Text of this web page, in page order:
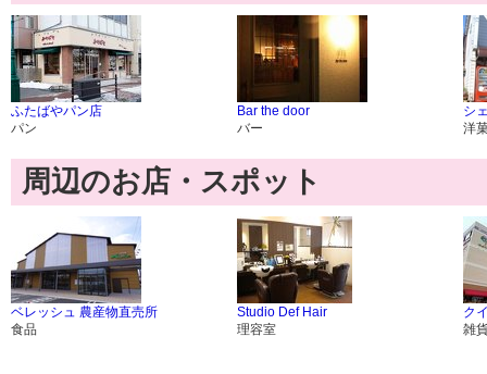
ふたばやパン店
パン
Bar the door
バー
シ
洋
周辺のお店・スポット
ベレッシュ 農産物直売所
食品
Studio Def Hair
理容室
ク
雑